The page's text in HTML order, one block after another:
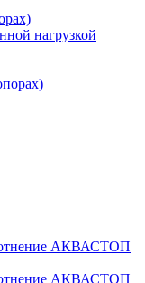
нагрузкой
АКВАСТОП
АКВАСТОП